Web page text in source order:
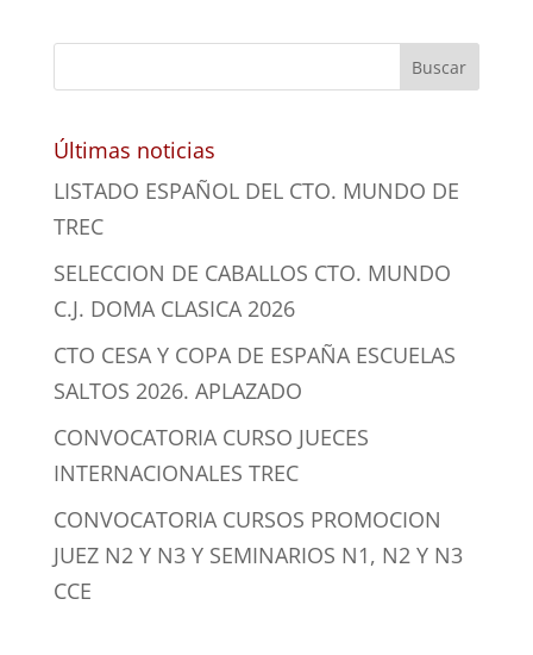
Últimas noticias
LISTADO ESPAÑOL DEL CTO. MUNDO DE
TREC
SELECCION DE CABALLOS CTO. MUNDO
C.J. DOMA CLASICA 2026
CTO CESA Y COPA DE ESPAÑA ESCUELAS
SALTOS 2026. APLAZADO
CONVOCATORIA CURSO JUECES
INTERNACIONALES TREC
CONVOCATORIA CURSOS PROMOCION
JUEZ N2 Y N3 Y SEMINARIOS N1, N2 Y N3
CCE